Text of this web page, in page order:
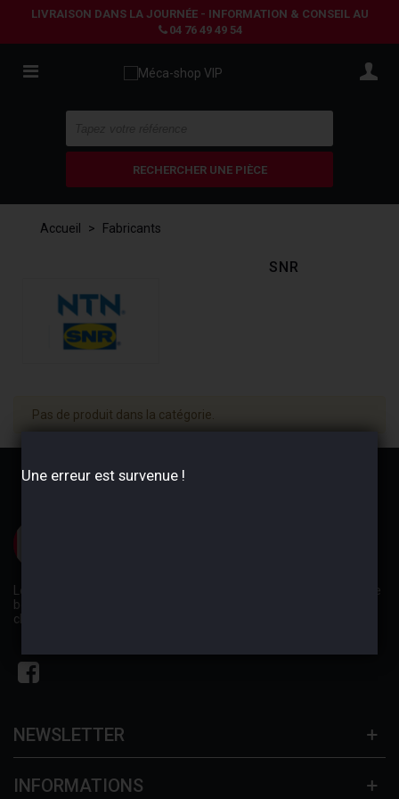
LIVRAISON DANS LA JOURNÉE - INFORMATION & CONSEIL AU
04 76 49 49 54
RECHERCHER UNE PIÈCE
Accueil > Fabricants
SNR
Pas de produit dans la catégorie.
Les conseils avisés de nos experts magasins vous permettront de
bénéficier des tarifs les plus bas du marché afin de réparer,
changer, ou améliorer toutes les pièces de votre véhicule.
NEWSLETTER
INFORMATIONS
Une erreur est survenue !